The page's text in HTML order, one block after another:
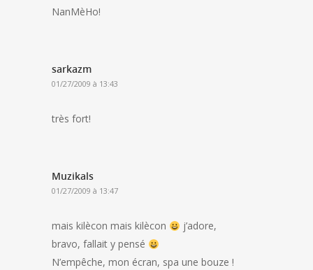
NanMèHo!
sarkazm
01/27/2009 à 13:43
très fort!
Muzikals
01/27/2009 à 13:47
mais kilècon mais kilècon
j’adore,
bravo, fallait y pensé
N’empêche, mon écran, spa une bouze !